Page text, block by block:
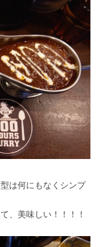
は何にもなくシンプ
、美味しい！！！！